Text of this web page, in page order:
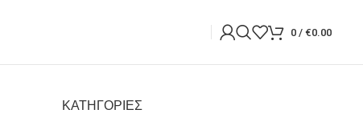
0 / €0.00
KΑΤΗΓΟΡΊΕΣ